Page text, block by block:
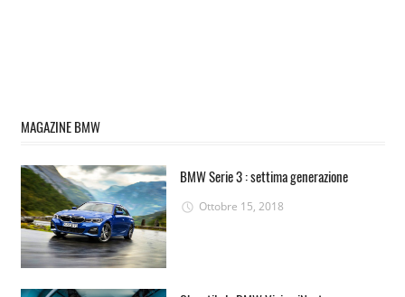
MAGAZINE BMW
BMW Serie 3 : settima generazione
Ottobre 15, 2018